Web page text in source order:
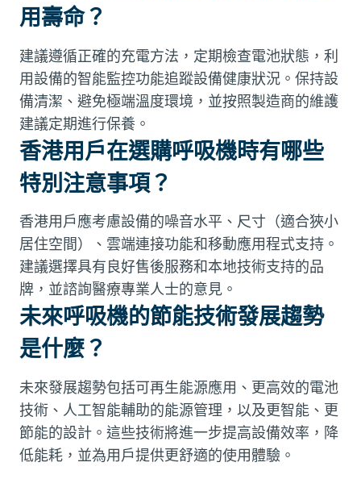
用壽命？
建議遵循正確的充電方法，定期檢查電池狀態，利
用設備的智能監控功能追蹤設備健康狀況。保持設
備清潔、避免極端溫度環境，並按照製造商的維護
建議定期進行保養。
香港用戶在選購呼吸機時有哪些
特別注意事項？
香港用戶應考慮設備的噪音水平、尺寸（適合狹小
居住空間）、雲端連接功能和移動應用程式支持。
建議選擇具有良好售後服務和本地技術支持的品
牌，並諮詢醫療專業人士的意見。
未來呼吸機的節能技術發展趨勢
是什麼？
未來發展趨勢包括可再生能源應用、更高效的電池
技術、人工智能輔助的能源管理，以及更智能、更
節能的設計。這些技術將進一步提高設備效率，降
低能耗，並為用戶提供更舒適的使用體驗。